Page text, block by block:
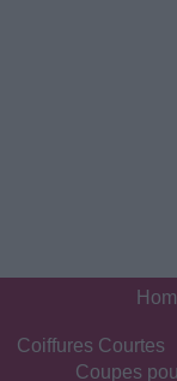
Coiffures Courtes
Coupes